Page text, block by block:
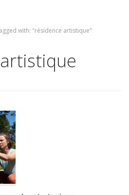
with: "résidence artistique"